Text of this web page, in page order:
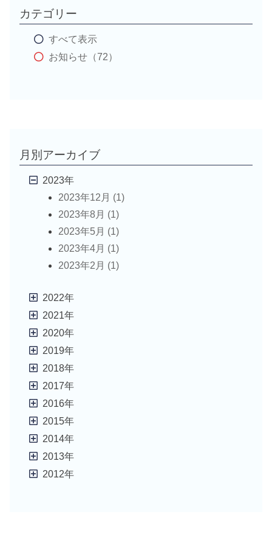
カテゴリー
すべて表示
お知らせ（72）
月別アーカイブ
2023年
2023年12月 (1)
2023年8月 (1)
2023年5月 (1)
2023年4月 (1)
2023年2月 (1)
2022年
2021年
2020年
2019年
2018年
2017年
2016年
2015年
2014年
2013年
2012年